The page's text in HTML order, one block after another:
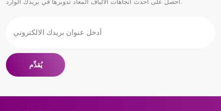
والنماذج عالية الجودة تحظى دائمًا
التسويق؟ دعنا نساعدك، اتصل
يُقدِّم